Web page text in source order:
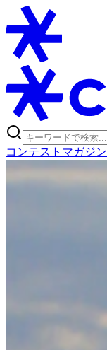
コンテスト マガジン